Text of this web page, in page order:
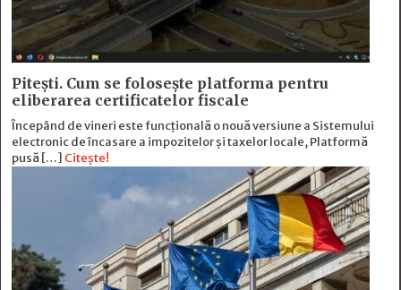
Pitești. Cum se folosește platforma pentru
eliberarea certificatelor fiscale
Începând de vineri este funcțională o nouă versiune a Sistemului
electronic de încasare a impozitelor și taxelor locale, Platformă
pusă […] Citește!